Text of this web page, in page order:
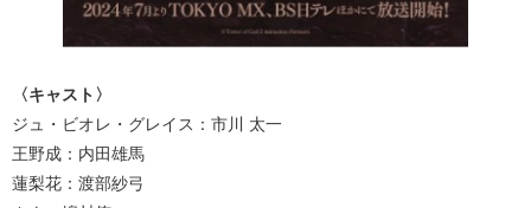
〈キャスト〉
ジュ・ビオレ・グレイス：市川 太⼀
王野成：内⽥雄⾺
蓮梨花：渡部紗⼸